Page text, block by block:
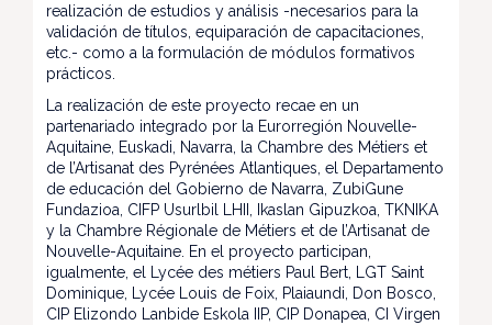
realización de estudios y análisis -necesarios para la
validación de títulos, equiparación de capacitaciones,
etc.- como a la formulación de módulos formativos
prácticos.
La realización de este proyecto recae en un
partenariado integrado por la Eurorregión Nouvelle-
Aquitaine, Euskadi, Navarra, la Chambre des Métiers et
de l’Artisanat des Pyrénées Atlantiques, el Departamento
de educación del Gobierno de Navarra, ZubiGune
Fundazioa, CIFP Usurlbil LHII, Ikaslan Gipuzkoa, TKNIKA
y la Chambre Régionale de Métiers et de l’Artisanat de
Nouvelle-Aquitaine. En el proyecto participan,
igualmente, el Lycée des métiers Paul Bert, LGT Saint
Dominique, Lycée Louis de Foix, Plaiaundi, Don Bosco,
CIP Elizondo Lanbide Eskola IIP, CIP Donapea, CI Virgen